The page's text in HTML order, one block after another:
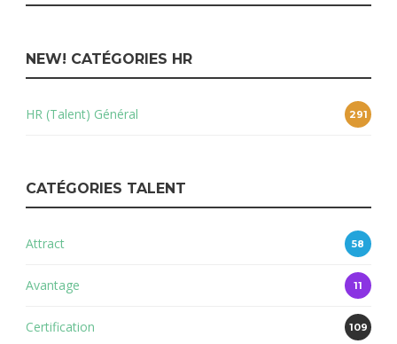
NEW! CATÉGORIES HR
HR (Talent) Général 291
CATÉGORIES TALENT
Attract 58
Avantage 11
Certification 109